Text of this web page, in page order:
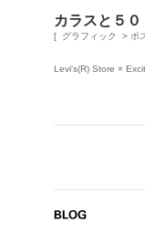
カラスと５０
[ グラフィック > ポ
Levi's(R) Store ×